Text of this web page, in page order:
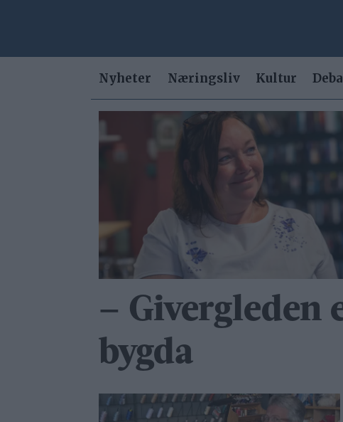
Nyheter Næringsliv Kultur
gjenbruk
– Givergleden
bygda